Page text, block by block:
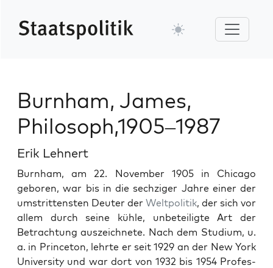
Burnham, James,
Philosoph,1905–1987
Erik Lehnert
Burn­ham, am 22. Novem­ber 1905 in Chica­go
geboren, war bis in die sechziger Jahre ein­er der
umstrit­ten­sten Deuter der Welt­poli­tik, der sich vor
allem durch seine küh­le, unbeteiligte Art der
Betra­ch­tung ausze­ich­nete. Nach dem Studi­um, u.
a. in Prince­ton, lehrte er seit 1929 an der New York
Uni­ver­si­ty und war dort von 1932 bis 1954 Pro­fes­